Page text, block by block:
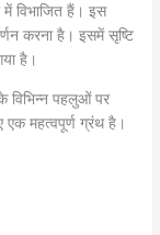
विभाजित हैं। इस
करना है। इसमें सृष्टि
है।
विभिन्न पहलुओं पर
एक महत्वपूर्ण ग्रंथ है।